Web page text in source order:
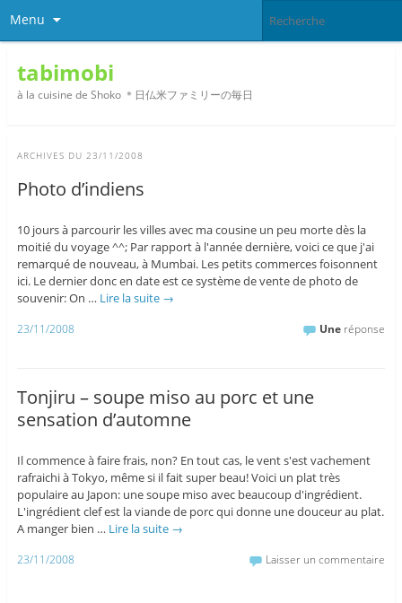
Menu
tabimobi
à la cuisine de Shoko ＊日仏米ファミリーの毎日
ARCHIVES DU 23/11/2008
Photo d’indiens
10 jours à parcourir les villes avec ma cousine un peu morte dès la
moitié du voyage ^^; Par rapport à l'année dernière, voici ce que j'ai
remarqué de nouveau, à Mumbai. Les petits commerces foisonnent
ici. Le dernier donc en date est ce système de vente de photo de
souvenir: On … Lire la suite →
23/11/2008 Une réponse
Tonjiru – soupe miso au porc et une
sensation d’automne
Il commence à faire frais, non? En tout cas, le vent s'est vachement
rafraichi à Tokyo, même si il fait super beau! Voici un plat très
populaire au Japon: une soupe miso avec beaucoup d'ingrédient.
L'ingrédient clef est la viande de porc qui donne une douceur au plat.
A manger bien … Lire la suite →
23/11/2008 Laisser un commentaire